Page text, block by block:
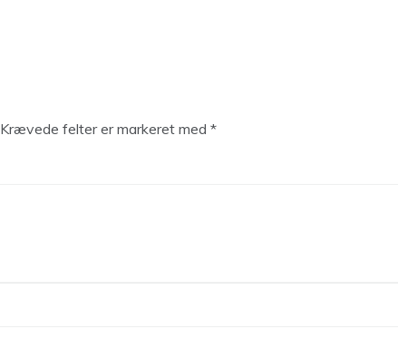
Krævede felter er markeret med *